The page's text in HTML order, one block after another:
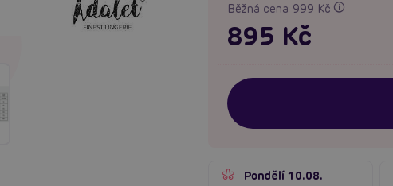
Běžná cena 999 Kč
895 Kč
Pondělí 10.08.